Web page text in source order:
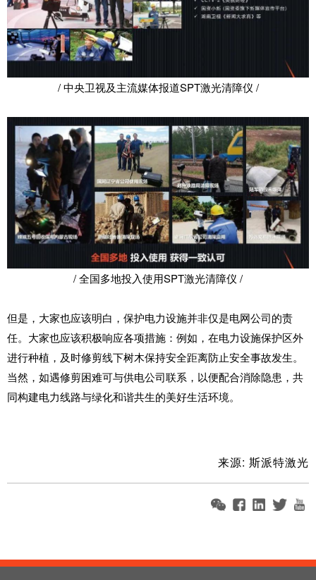
/ 中央卫视及主流媒体报道SPT激光清障仪 /
/ 全国多地投入使用SPT激光清障仪 /
但是，大家也应该明白，保护电力设施并非仅是电网公司的责
任。大家也应该积极响应各项措施：例如，在电力设施保护区外
进行种植，及时修剪线下树木保持安全距离防止安全事故发生。
当然，如遇修剪困难可与供电公司联系，以便配合消除隐患，共
同构建电力线路与绿化和谐共生的美好生活环境。
来源: 斯派特激光